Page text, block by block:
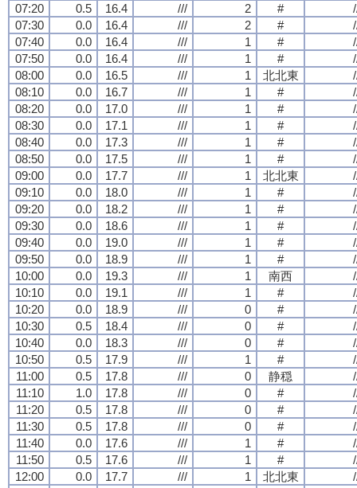
07:20
0.5 16.4 /// 2 #
07:30
0.0 16.4 /// 2 #
07:40
0.0 16.4 /// 1 #
07:50
0.0 16.4 /// 1 #
08:00
0.0 16.5 /// 1 北北東
08:10
0.0 16.7 /// 1 #
08:20
0.0 17.0 /// 1 #
08:30
0.0 17.1 /// 1 #
08:40
0.0 17.3 /// 1 #
08:50
0.0 17.5 /// 1 #
09:00
0.0 17.7 /// 1 北北東
09:10
0.0 18.0 /// 1 #
09:20
0.0 18.2 /// 1 #
09:30
0.0 18.6 /// 1 #
09:40
0.0 19.0 /// 1 #
09:50
0.0 18.9 /// 1 #
10:00
0.0 19.3 /// 1 南西
10:10
0.0 19.1 /// 1 #
10:20
0.0 18.9 /// 0 #
10:30
0.5 18.4 /// 0 #
10:40
0.0 18.3 /// 0 #
10:50
0.5 17.9 /// 1 #
11:00
0.5 17.8 /// 0 静穏
11:10
1.0 17.8 /// 0 #
11:20
0.5 17.8 /// 0 #
11:30
0.5 17.8 /// 0 #
11:40
0.0 17.6 /// 1 #
11:50
0.5 17.6 /// 1 #
12:00
0.0 17.7 /// 1 北北東